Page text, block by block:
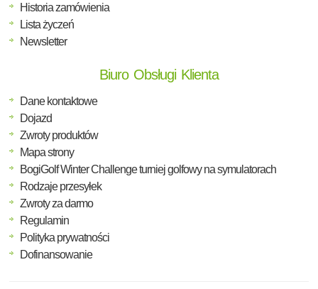
Historia zamówienia
Lista życzeń
Newsletter
Biuro Obsługi Klienta
Dane kontaktowe
Dojazd
Zwroty produktów
Mapa strony
BogiGolf Winter Challenge turniej golfowy na symulatorach
Rodzaje przesyłek
Zwroty za darmo
Regulamin
Polityka prywatności
Dofinansowanie